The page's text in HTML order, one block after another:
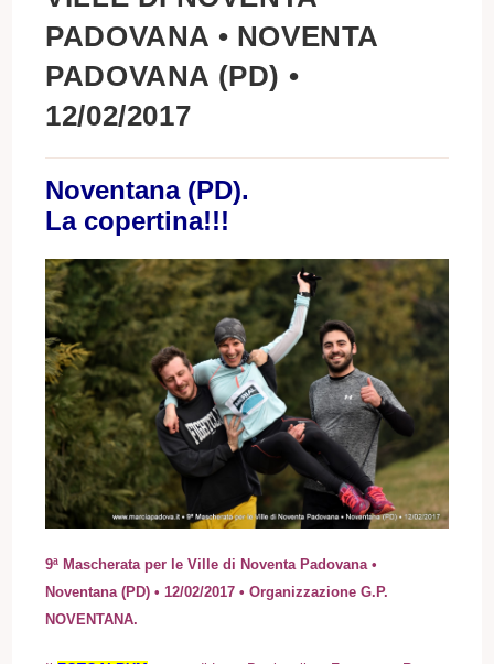
PADOVANA • NOVENTA
PADOVANA (PD) •
12/02/2017
Noventana (PD).
La copertina!!!
9ª Mascherata per le Ville di Noventa Padovana •
Noventana (PD) • 12/02/2017 • Organizzazione G.P.
NOVENTANA.